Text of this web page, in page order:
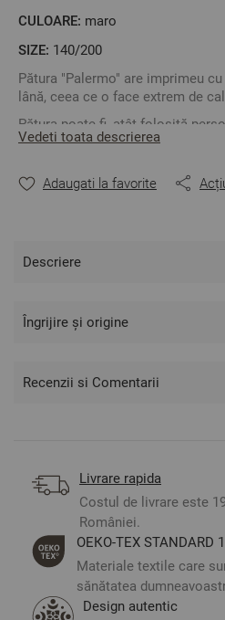
CULOARE: maro
SIZE: 140/200
Pătura "Palermo" are imprimeu
lână, ceea ce o face extrem de
Pătura poate fi, atât folosită
Mărime: 140/200 cm./
Vedeti toata descrierea
Adaugati la favorite
Descriere
Îngrijire și origine
Recenzii si Comentarii
Livrare rapida
Costul de livrare este
României.
ОЕКО-ТЕX STANDARD
Materiale textile care
sănătatea
Design autentic